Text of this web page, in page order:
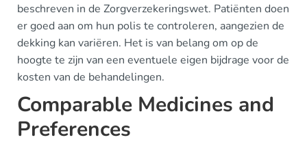
beschreven in de Zorgverzekeringswet. Patiënten doen
er goed aan om hun polis te controleren, aangezien de
dekking kan variëren. Het is van belang om op de
hoogte te zijn van een eventuele eigen bijdrage voor de
kosten van de behandelingen.
Comparable Medicines and
Preferences